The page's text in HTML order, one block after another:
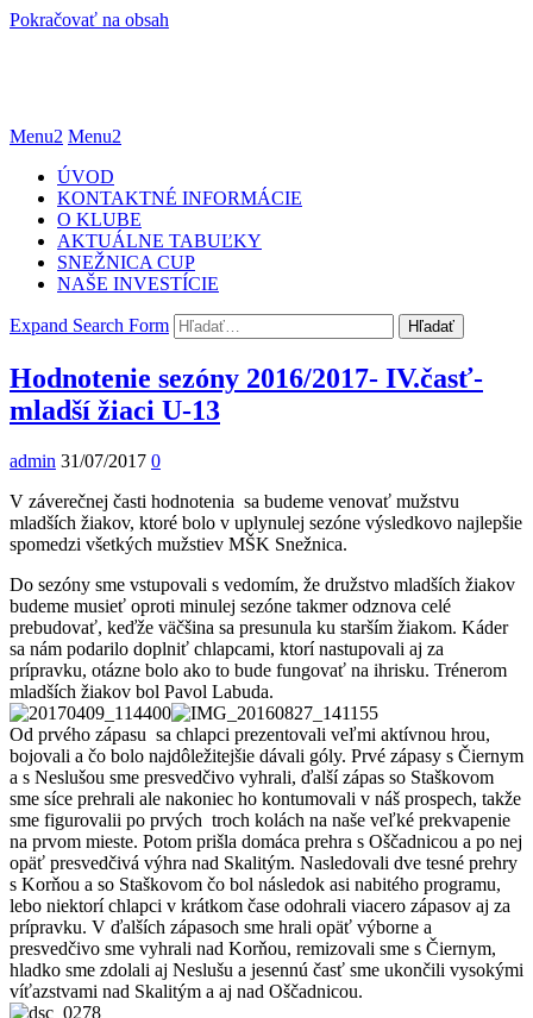
Pokračovať na obsah
Menu2 Menu2
ÚVOD
KONTAKTNÉ INFORMÁCIE
O KLUBE
AKTUÁLNE TABUĽKY
SNEŽNICA CUP
NAŠE INVESTÍCIE
Expand Search Form Hľadať
Hodnotenie sezóny 2016/2017- IV.časť-
mladší žiaci U-13
admin 31/07/2017 0
V záverečnej časti hodnotenia sa budeme venovať mužstvu
mladších žiakov, ktoré bolo v uplynulej sezóne výsledkovo najlepšie
spomedzi všetkých mužstiev MŠK Snežnica.
Do sezóny sme vstupovali s vedomím, že družstvo mladších žiakov
budeme musieť oproti minulej sezóne takmer odznova celé
prebudovať, keďže väčšina sa presunula ku starším žiakom. Káder
sa nám podarilo doplniť chlapcami, ktorí nastupovali aj za
prípravku, otázne bolo ako to bude fungovať na ihrisku. Trénerom
mladších žiakov bol Pavol Labuda.
Od prvého zápasu sa chlapci prezentovali veľmi aktívnou hrou,
bojovali a čo bolo najdôležitejšie dávali góly. Prvé zápasy s Čiernym
a s Neslušou sme presvedčivo vyhrali, ďalší zápas so Staškovom
sme síce prehrali ale nakoniec ho kontumovali v náš prospech, takže
sme figurovalii po prvých troch kolách na naše veľké prekvapenie
na prvom mieste. Potom prišla domáca prehra s Oščadnicou a po nej
opäť presvedčivá výhra nad Skalitým. Nasledovali dve tesné prehry
s Korňou a so Staškovom čo bol následok asi nabitého programu,
lebo niektorí chlapci v krátkom čase odohrali viacero zápasov aj za
prípravku. V ďalších zápasoch sme hrali opäť výborne a
presvedčivo sme vyhrali nad Korňou, remizovali sme s Čiernym,
hladko sme zdolali aj Neslušu a jesennú časť sme ukončili vysokými
víťazstvami nad Skalitým a aj nad Oščadnicou.